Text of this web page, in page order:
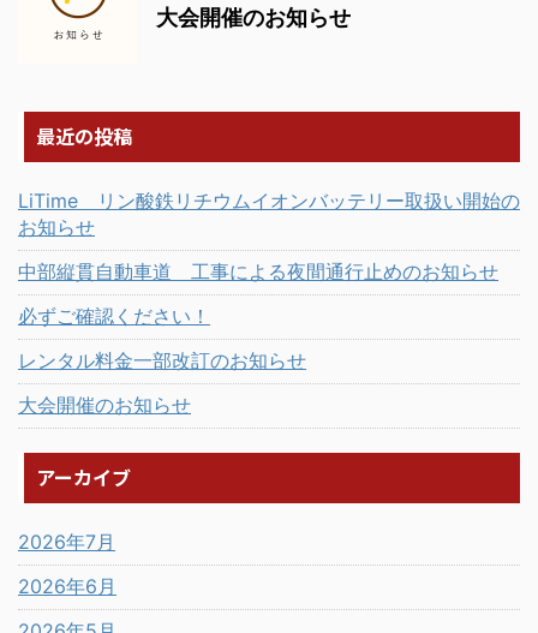
大会開催のお知らせ
最近の投稿
LiTime リン酸鉄リチウムイオンバッテリー取扱い開始の
お知らせ
中部縦貫自動車道 工事による夜間通行止めのお知らせ
必ずご確認ください！
レンタル料金一部改訂のお知らせ
大会開催のお知らせ
アーカイブ
2026年7月
2026年6月